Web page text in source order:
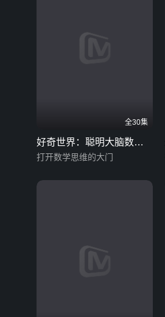
全30集
好奇世界：聪明大脑数学
启蒙课
打开数学思维的大门